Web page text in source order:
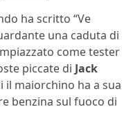
ha scritto “Ve
una caduta di
come tester
piccate di Jack
il maiorchino ha a sua
benzina sul fuoco di